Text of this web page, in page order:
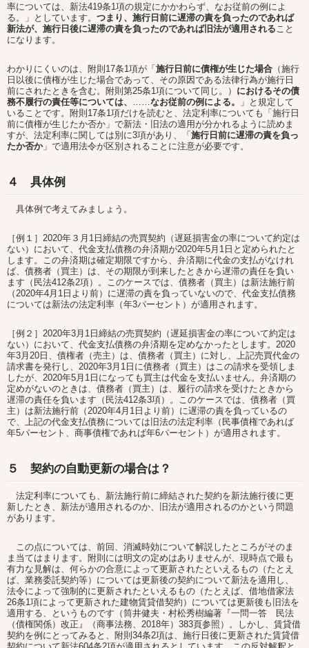
率については、新法419条1項の規定にかかわらず、なお従前の例によ
る。」としています。 つまり、施行日前に遅滞の責を負ったのであれば
新法が、施行日後に遅滞の責を負ったのであれば旧法が適用される こと
になります。
わかりにくいのは、附則17条1項が「 施行日前に債権が生じた場合 （施行
日以後に債権が生じた場合であって、その原因である法律行為が施行日
前にされたときを含む。附則第25条1項について同じ。） におけるその債
務不履行の責任等については、
なお従前の例による。
」と規定して
いることです。附則17条1項だけを読むと、法定利率についても「施行日
前に債権が生じたか否か」で新法・旧法の適用が分かれるように読めま
すが、法定利率に関しては別に3項があり、「 施行日前に遅滞の責を負っ
たか否か」で適用法令が区別されることに注意が必要です。
４ 具体例
具体例で考えてみましょう。
［例１］2020年３月1日締結の売買契約（遅延損害金の率について約定は
ない）において、代金支払債務の弁済期が2020年5月1日と定められたと
します。この弁済期は確定期限ですから、弁済期に代金の支払がなけれ
ば、債務者（買主）は、その期限が到来したときから遅滞の責任を負い
ます（民法412条2項）。このケースでは、債務者（買主）は新法施行前
（2020年4月1日より前）に遅滞の責を負っていないので、代金支払債務
については新法の法定利率（年3パーセント）が適用されます。
［例２］2020年3月1日締結の売買契約（遅延損害金の率について約定は
ない）において、代金支払債務の弁済期を定めなかったとします。2020
年3月20日、債権者（売主）は、債務者（買主）に対し、上記売買代金の
請求書を発行し、2020年3月1日に債務者（買主）はこの請求を受領しま
したが、2020年5月1日になっても買主は代金を支払いません。弁済期の
定めがないのときは、債務者（買主）は、履行の請求を受けたときから
遅滞の責任を負います（民法412条3項）。このケースでは、債務者（買
主）は新法施行前（2020年4月1日より前）に遅滞の責を負っているの
で、上記の代金支払債務については旧法の法定利率（民事債権であれば
年5パーセント、商事債権であれば年6パーセント）が適用されます。
５ 契約の自動更新の場合は？
法定利率についても、新法施行前に締結された契約を新法施行後に更
新したとき、新法が適用されるのか、旧法が適用されるのかという問題
があります。
この点については、前回、消滅時効について解説したところがそのま
ま当てはまります。附則には明文の定めはありませんが、現時点で最も
有力な見解は、何らかの合意によって更新されたといえるもの（たとえ
ば、業務委託契約等）については更新後の契約について新法を適用し、
法令によって強制的に更新されたといえるもの（たとえば、借地借家法
26条1項によって更新された建物賃貸借契約）については更新後も旧法を
適用する、というものです（筒井健夫・村松秀樹編著『一問一答 民法
（債権関係）改正』（商事法務、2018年）383頁参照）。しかし、賃貸借
契約を例にとってみると、附則34条2項は、施行日後に更新された賃貸借